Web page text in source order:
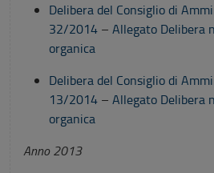
Delibera del Consiglio di
32/2014 – Allegato Delibera
organica
Delibera del Consiglio di
13/2014 – Allegato Delibera
organica
Anno 2013